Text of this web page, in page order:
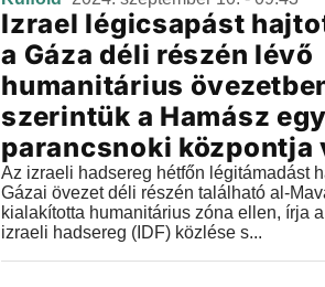
Izrael légicsapást
a Gáza déli részén lévő
humanitárius
szerintük a Hamász
parancsnoki központja
Az izraeli hadsereg hétfőn légitámadást
Gázai övezet déli részén található al-
kialakította humanitárius zóna ellen, írja
izraeli hadsereg (IDF) közlése s...